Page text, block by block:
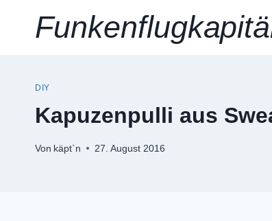
DIY
Kapuzenpulli aus
Von käpt`n 27. August 2016